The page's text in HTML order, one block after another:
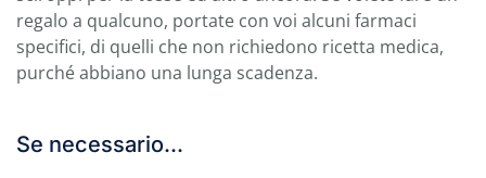
regalo a qualcuno, portate con voi alcuni farmaci
specifici, di quelli che non richiedono ricetta medica,
purché abbiano una lunga scadenza.
Se necessario...